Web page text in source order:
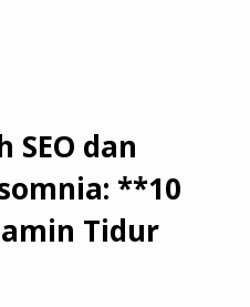
dan
**10
Tidur